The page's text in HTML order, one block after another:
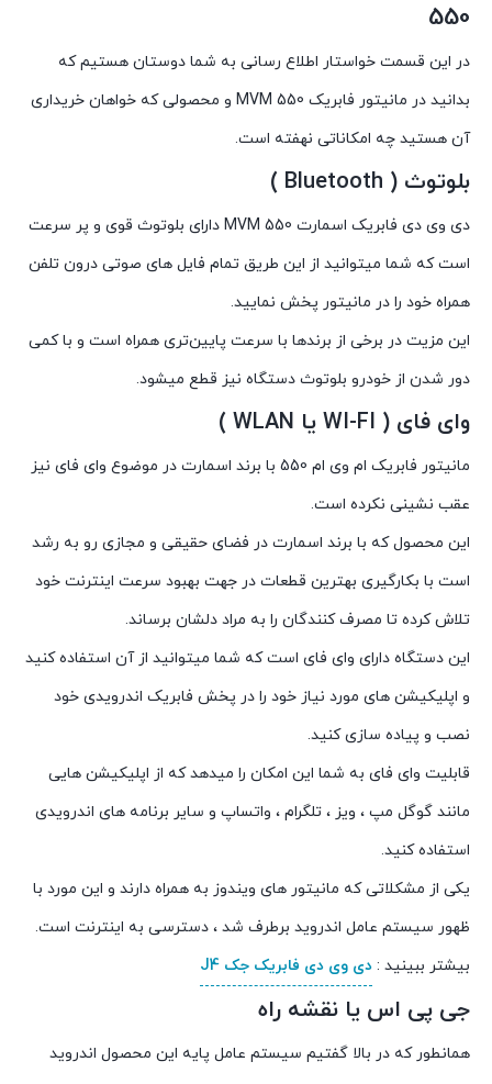
550
در این قسمت خواستار اطلاع رسانی به شما دوستان هستیم که
بدانید در مانیتور فابریک MVM 550 و محصولی که خواهان خریداری
آن هستید چه امکاناتی نهفته است.
بلوتوث ( Bluetooth )
دی وی دی فابریک اسمارت MVM 550 دارای بلوتوث قوی و پر سرعت
است که شما میتوانید از این طریق تمام فایل های صوتی درون تلفن
همراه خود را در مانیتور پخش نمایید.
این مزیت در برخی از برندها با سرعت پایین‌تری همراه است و با کمی
دور شدن از خودرو بلوتوث دستگاه نیز قطع میشود.
وای فای ( WI-FI یا WLAN )
مانیتور فابریک ام وی ام 550 با برند اسمارت در موضوع وای فای نیز
عقب نشینی نکرده است.
این محصول که با برند اسمارت در فضای حقیقی و مجازی رو به رشد
است با بکارگیری بهترین قطعات در جهت بهبود سرعت اینترنت خود
تلاش کرده تا مصرف کنندگان را به مراد دلشان برساند.
این دستگاه دارای وای فای است که شما میتوانید از آن استفاده کنید
و اپلیکیشن های مورد نیاز خود را در پخش فابریک اندرویدی خود
نصب و پیاده سازی کنید.
قابلیت وای فای به شما این امکان را میدهد که از اپلیکیشن هایی
مانند گوگل مپ ، ویز ، تلگرام ، واتساپ و سایر برنامه های اندرویدی
استفاده کنید.
یکی از مشکلاتی که مانیتور های ویندوز به همراه دارند و این مورد با
ظهور سیستم عامل اندروید برطرف شد ، دسترسی به اینترنت است.
بیشتر ببینید : دی وی دی فابریک جک J4
جی پی اس یا نقشه راه
همانطور که در بالا گفتیم سیستم عامل پایه این محصول اندروید